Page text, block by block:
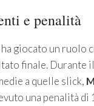
e penalità
giocato un ruolo
finale. Durante
a quelle slick,
una penalità di